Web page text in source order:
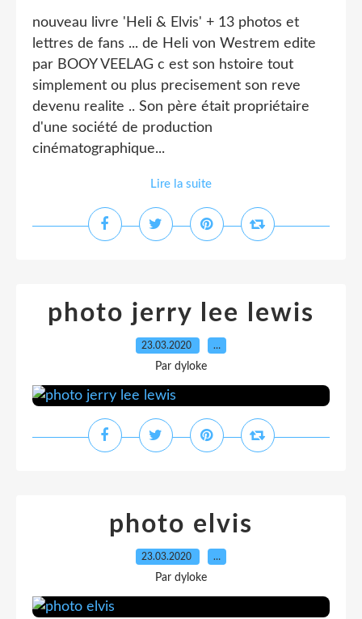
nouveau livre 'Heli & Elvis' + 13 photos et
lettres de fans ... de Heli von Westrem edite
par BOOY VEELAG c est son hstoire tout
simplement ou plus precisement son reve
devenu realite .. Son père était propriétaire
d'une société de production
cinématographique...
Lire la suite
photo jerry lee lewis
23.03.2020 …
Par dyloke
photo elvis
23.03.2020 …
Par dyloke